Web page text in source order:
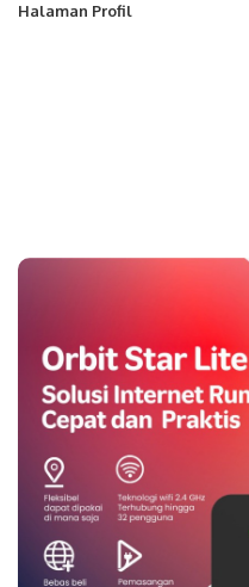
Halaman Profil